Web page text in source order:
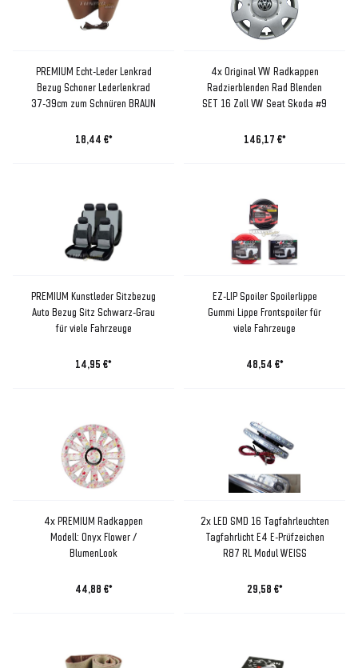
PREMIUM Echt-Leder Lenkrad
Bezug Schoner Lederlenkrad
37-39cm zum Schnüren BRAUN
18,44 €*
4x Original VW Radkappen
Radzierblenden Rad Blenden
SET 16 Zoll VW Seat Skoda #9
146,17 €*
PREMIUM Kunstleder Sitzbezug
Auto Bezug Sitz Schwarz-Grau
für viele Fahrzeuge
14,95 €*
EZ-LIP Spoiler Spoilerlippe
Gummi Lippe Frontspoiler für
viele Fahrzeuge
48,54 €*
4x PREMIUM Radkappen
Modell: Onyx Flower /
BlumenLook
44,88 €*
2x LED SMD 16 Tagfahrleuchten
Tagfahrlicht E4 E-Prüfzeichen
R87 RL Modul WEISS
29,58 €*